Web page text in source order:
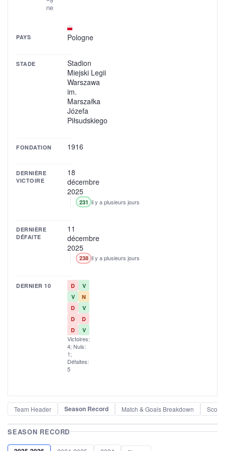
ne
PAYS Pologne
STADE
Stadion
Miejski Legii
Warszawa
im.
Marszałka
Józefa
Piłsudskiego
FONDATION 1916
DERNIÈRE
VICTOIRE
18
décembre
2025
231 il y a plusieurs jours
DERNIÈRE
DÉFAITE
11
décembre
2025
238 il y a plusieurs jours
DERNIER 10 D
V
V
N
D
V
D
D
D
V
Victoires:
4; Nuls:
1;
Défaites:
5
Team Header Season Record Match & Goals Breakdown
SEASON RECORD